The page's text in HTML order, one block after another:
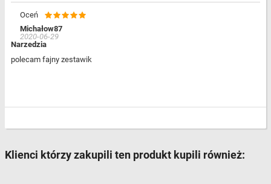
Oceń
Michałow87
2020-06-29
Narzedzia
polecam fajny zestawik
Klienci którzy zakupili ten produkt kupili również: